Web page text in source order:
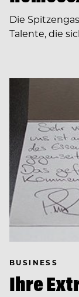
Die
Talente, die
BUSINESS
Ihre